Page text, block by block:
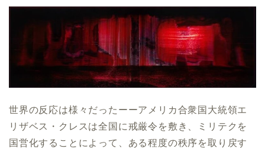
世界の反応は様々だったーーアメリカ合衆国大統領エ
リザベス・クレスは全国に戒厳令を敷き、ミリテクを
国営化することによって、ある程度の秩序を取り戻す